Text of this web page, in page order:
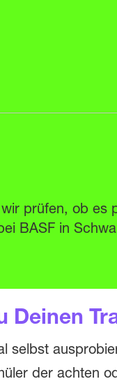
prüfen, ob es
BASF in
Deinen
selbst
der achten